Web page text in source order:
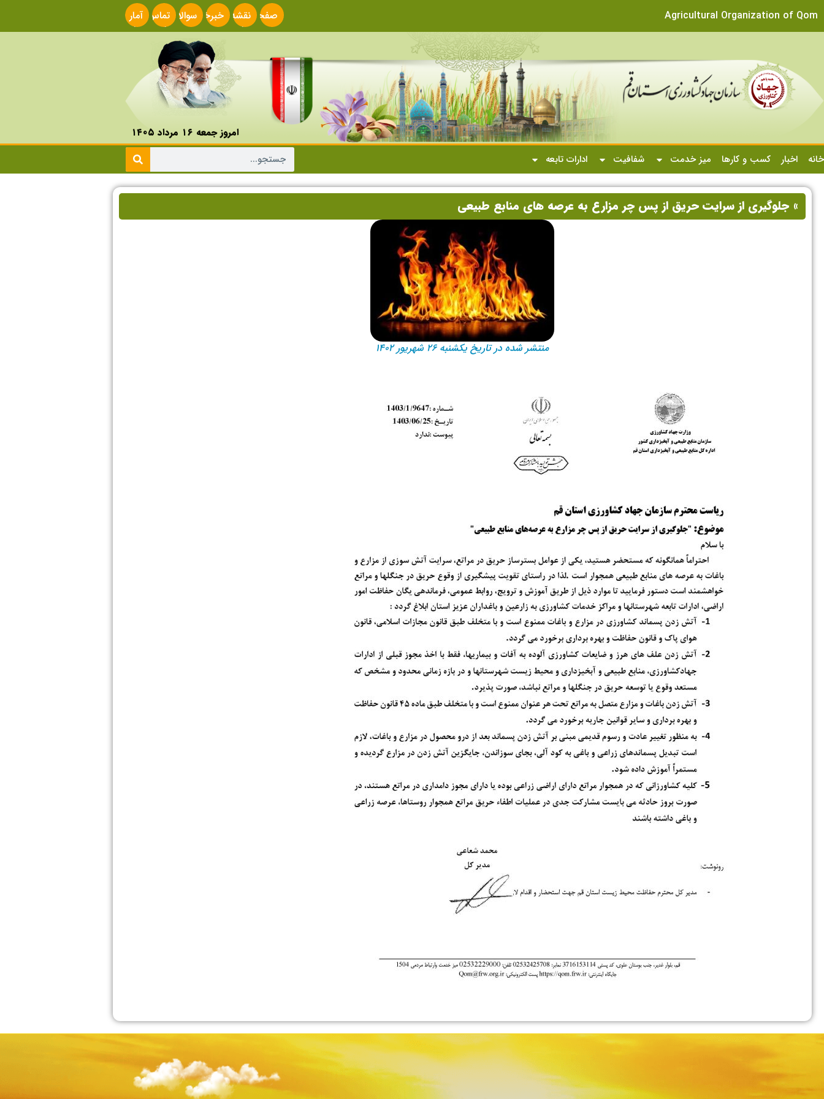
Agricultural Organization of Qom
صفحه
اصلی
نقشه
سایت
خبرخوانسوالات
متداول
تماس
با ما
آمار
سایت
امروز جمعه ۱۶ مرداد ۱۴۰۵
خانه
اخبار کسب و کارها میز خدمت شفافیت ادارات تابعه
» جلوگیری از سرایت حریق از پس چر مزارع به عرصه های منابع طبیعی
منتشر شده در تاریخ یکشنبه ۲۶ شهریور ۱۴۰۲